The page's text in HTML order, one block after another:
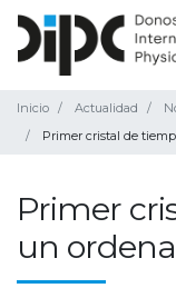
Inicio Actualidad
Primer cristal de
Primer
un